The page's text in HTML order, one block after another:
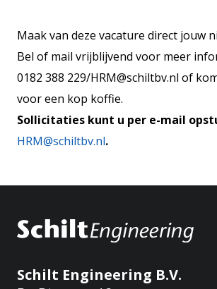
Maak van deze vacature direct jouw
Bel of mail vrijblijvend voor meer
0182 388 229/HRM@schiltbv.nl of
voor een kop koffie.
Sollicitaties kunt u per e-mail
HRM@schiltbv.nl.
Schilt Engineering B.V.